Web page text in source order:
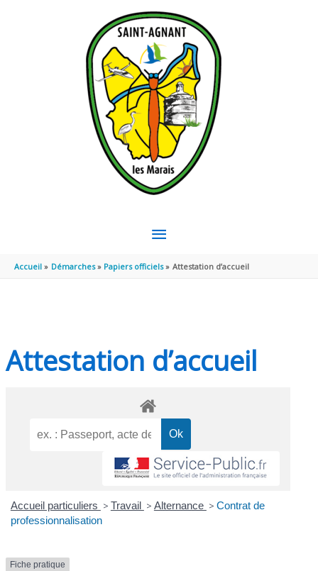
MENU
PRINCIPAL
Accueil Démarches Papiers officiels Attestation d’accueil
Attestation d’accueil
Accueil particuliers > Travail > Alternance > Contrat de
professionnalisation
Fiche pratique